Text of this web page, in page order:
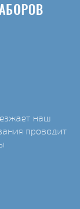
наш
проводит